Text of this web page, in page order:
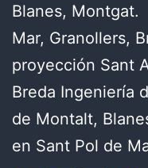
Blanes, Montgat.
Mar, Granollers,
proyección Sant
Breda Ingeniería
de Montalt,
en Sant Pol de